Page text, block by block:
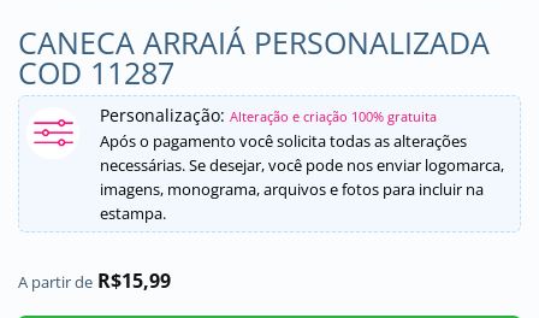
CANECA ARRAIÁ PERSONALIZADA
COD 11287
Personalização: Alteração e criação 100% gratuita
Após o pagamento você solicita todas as alterações
necessárias. Se desejar, você pode nos enviar logomarca,
imagens, monograma, arquivos e fotos para incluir na
estampa.
A partir de R$15,99